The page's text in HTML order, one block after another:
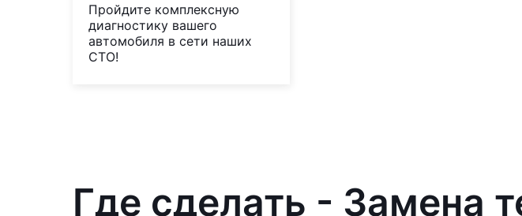
Пройдите комплексную
диагностику вашего
автомобиля в сети наших
СТО!
Где сделать - Замена